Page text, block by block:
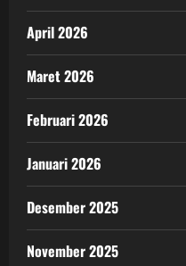
April 2026
Maret 2026
Februari 2026
Januari 2026
Desember 2025
November 2025